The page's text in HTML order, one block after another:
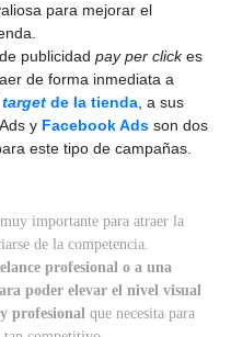
para mejorar el
de publicidad pay per clickes
de forma inmediata a
target de la tienda , a sus
y Facebook Ads son dos
este tipo de campañas.
importante para atraer la
de la competencia.
profesional o a una
poder elevar el nivel visual
profesional que necesita para